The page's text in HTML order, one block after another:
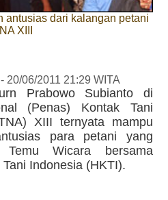
antusias dari kalangan petani
XIII
- 20/06/2011 21:29 WITA
Prabowo Subianto di
(Penas) Kontak Tani
XIII ternyata mampu
para petani yang
Wicara bersama
Indonesia (HKTI).